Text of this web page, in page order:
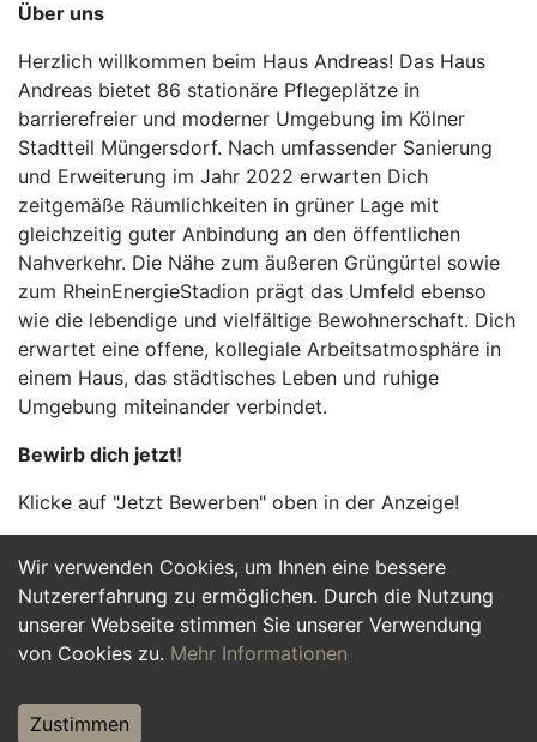
Wir verwenden Cookies, um Ihnen eine bessere
Nutzererfahrung zu ermöglichen. Durch die Nutzung
unserer Webseite stimmen Sie unserer Verwendung
von Cookies zu. Mehr Informationen
Zustimmen
Über uns
Herzlich willkommen beim Haus Andreas! Das Haus
Andreas bietet 86 stationäre Pflegeplätze in
barrierefreier und moderner Umgebung im Kölner
Stadtteil Müngersdorf. Nach umfassender Sanierung
und Erweiterung im Jahr 2022 erwarten Dich
zeitgemäße Räumlichkeiten in grüner Lage mit
gleichzeitig guter Anbindung an den öffentlichen
Nahverkehr. Die Nähe zum äußeren Grüngürtel sowie
zum RheinEnergieStadion prägt das Umfeld ebenso
wie die lebendige und vielfältige Bewohnerschaft. Dich
erwartet eine offene, kollegiale Arbeitsatmosphäre in
einem Haus, das städtisches Leben und ruhige
Umgebung miteinander verbindet.
Bewirb dich jetzt!
Klicke auf "Jetzt Bewerben" oben in der Anzeige!
Jetzt Bewerben